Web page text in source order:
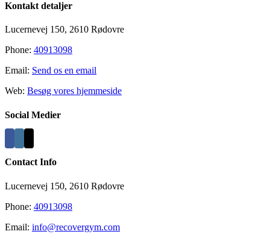
Kontakt detaljer
Lucernevej 150, 2610 Rødovre
Phone: 40913098
Email: Send os en email
Web: Besøg vores hjemmeside
Social Medier
Contact Info
Lucernevej 150, 2610 Rødovre
Phone: 40913098
Email: info@recovergym.com